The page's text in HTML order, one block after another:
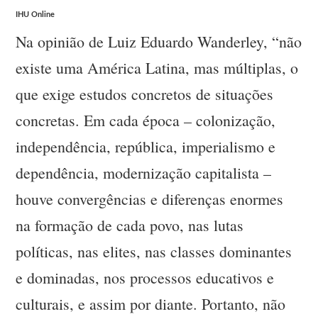
IHU Online
Na opinião de Luiz Eduardo Wanderley, “não
existe uma América Latina, mas múltiplas, o
que exige estudos concretos de situações
concretas. Em cada época – colonização,
independência, república, imperialismo e
dependência, modernização capitalista –
houve convergências e diferenças enormes
na formação de cada povo, nas lutas
políticas, nas elites, nas classes dominantes
e dominadas, nos processos educativos e
culturais, e assim por diante. Portanto, não